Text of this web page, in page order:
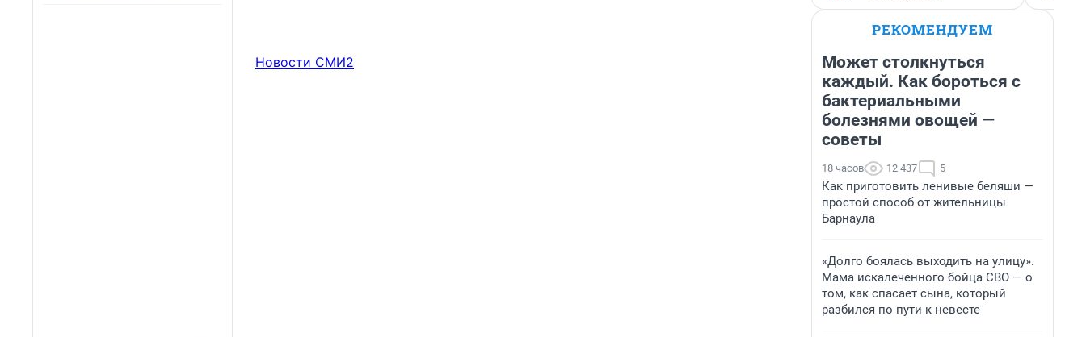
Новости СМИ2
РЕКОМЕНДУЕМ
Может столкнуться
каждый. Как бороться с
бактериальными
болезнями овощей —
советы
18 часов 12 437 5
Как приготовить ленивые беляши —
простой способ от жительницы
Барнаула
«Долго боялась выходить на улицу».
Мама искалеченного бойца СВО — о
том, как спасает сына, который
разбился по пути к невесте